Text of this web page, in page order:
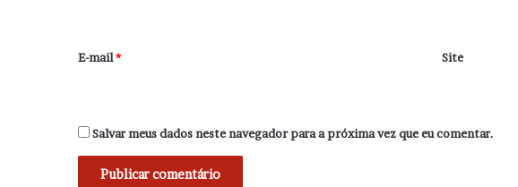
*
E-mail* Site
Salvar meus dados neste navegador para a próxima vez que eu comentar.